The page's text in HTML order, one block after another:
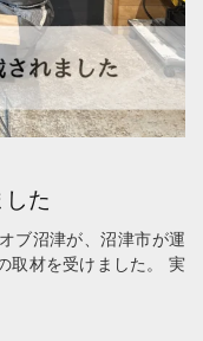
た
ブ沼津が、沼津市が運
取材を受けました。 実